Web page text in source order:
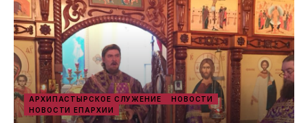
АРХИПАСТЫРСКОЕ СЛУЖЕНИЕ
НОВОСТИ
НОВОСТИ ЕПАРХИИ